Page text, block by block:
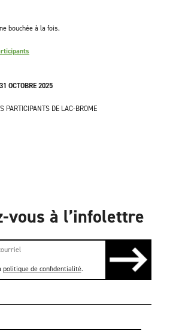
31 OCTOBRE 2025
PARTICIPANTS DE LAC-BROME
bouchée à la fois.
vous à l’infolettre
politique de confidentialité.